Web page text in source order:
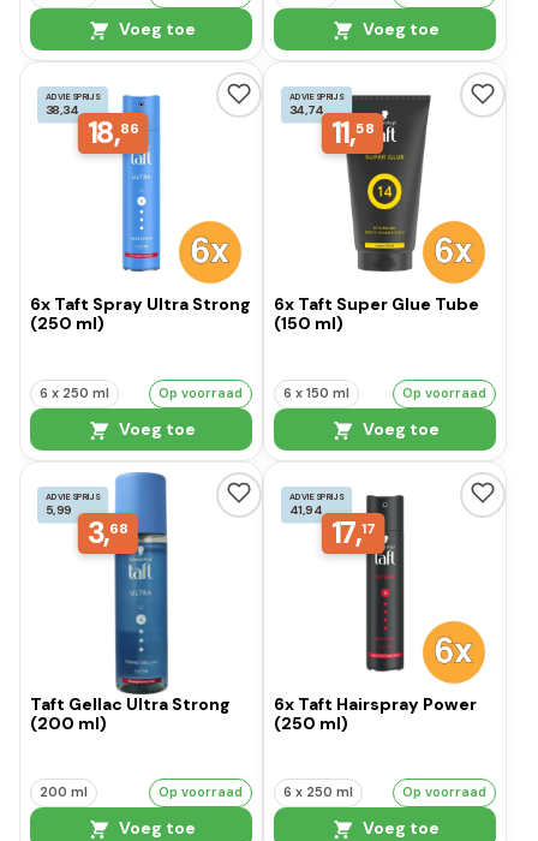
Voeg toe Voeg toe
ADVIESPRIJS
38,34
18,86
6x Taft Spray Ultra Strong
(250 ml)
6 x 250 ml Op voorraad
Voeg toe
ADVIESPRIJS
34,74
11,58
6x Taft Super Glue Tube
(150 ml)
6 x 150 ml Op voorraad
Voeg toe
ADVIESPRIJS
5,99
3,68
Taft Gellac Ultra Strong
(200 ml)
200 ml Op voorraad
Voeg toe
ADVIESPRIJS
41,94
17,17
6x Taft Hairspray Power
(250 ml)
6 x 250 ml Op voorraad
Voeg toe